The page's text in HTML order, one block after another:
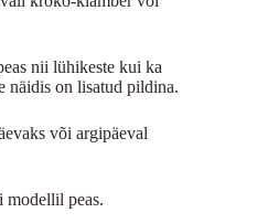
nii lühikeste kui ka
näidis on lisatud pildina.
või argipäeval
modellil peas.